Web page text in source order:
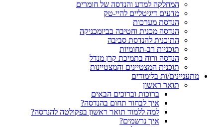
המחלקה למדע והנדסה של חומרים
מדעים דיגיטליים להיי-טק
הנדסת מערכות
הנדסה מכנית וחטיבה בביומכניקה
התוכנית להנדסת סביבה
תוכניות רב-תחומיות
הנדסה ורוח בתמיכת קרן מנדל
תוכנית המצטיינים והמצטיינות
מתעניינים/ות בלימודים
תואר ראשון
ברוכות וברוכים הבאים
איך לבחור תחום בהנדסה?
למה ללמוד תואר ראשון בפקולטה להנדסה?
איך נרשמים?